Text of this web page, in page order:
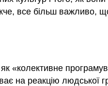
все більш важливо,
«колективне
на реакцію людської